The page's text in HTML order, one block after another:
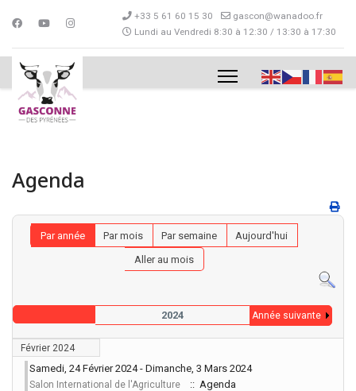
+33 5 61 60 15 30
gascon@wanadoo.fr
Lundi au Vendredi 8:30 à 12:30 / 13:30 à 17:30
Agenda
Par année Par mois Par semaine
Aujourd'hui
Aller au mois
2024 Année suivante
Février 2024
Samedi, 24 Février 2024 - Dimanche, 3 Mars 2024
Salon International de l'Agriculture :: Agenda